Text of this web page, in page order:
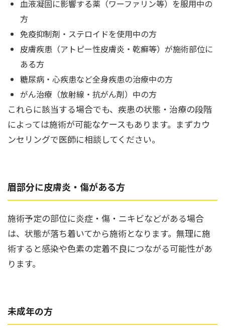
血液凝固に影響する薬（ワーファリン等）を服用中の
方
免疫抑制剤・ステロイドを使用中の方
皮膚疾患（アトピー性皮膚炎・乾癬等）が施術部位に
ある方
糖尿病・心疾患など全身疾患の治療中の方
がん治療（放射線・抗がん剤）中の方
これらに該当する場合でも、疾患の状態・治療の段階
によっては施術が可能なケースもあります。まずカウ
ンセリングで医師に相談してください。
眉部分に皮膚炎・傷がある方
施術予定の部位に炎症・傷・ニキビなどがある場合
は、状態が落ち着いてから施術となります。無理に施
術すると感染や色素の定着不良につながる可能性があ
ります。
未成年の方